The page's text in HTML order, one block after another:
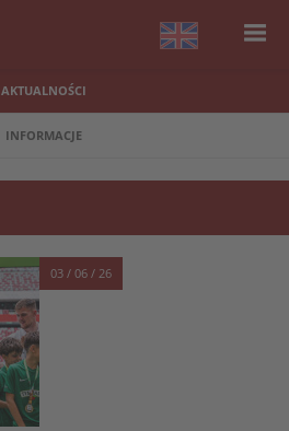
AKTUALNOŚCI
INFORMACJE
03 / 06 / 26